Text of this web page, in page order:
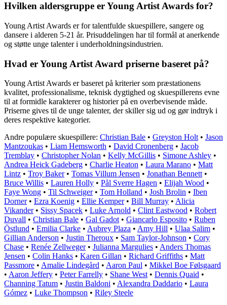
Hvilken aldersgruppe er Young Artist Awards for?
Young Artist Awards er for talentfulde skuespillere, sangere og
dansere i alderen 5-21 år. Prisuddelingen har til formål at anerkende
og støtte unge talenter i underholdningsindustrien.
Hvad er Young Artist Award priserne baseret på?
Young Artist Awards er baseret på kriterier som præstationens
kvalitet, professionalisme, teknisk dygtighed og skuespillerens evne
til at formidle karakterer og historier på en overbevisende måde.
Priserne gives til de unge talenter, der skiller sig ud og gør indtryk i
deres respektive kategorier.
Andre populære skuespillere: Christian Bale • Greyston Holt • Jason
Mantzoukas • Liam Hemsworth • David Cronenberg • Jacob
Tremblay • Christopher Nolan • Kelly McGillis • Simone Ashley •
Andrea Heick Gadeberg • Charlie Heaton • Laura Marano • Matt
Lintz • Troy Baker• Tomas Villum Jensen • Jonathan Bennett •
Bruce Willis • Lauren Holly • Pål Sverre Hagen • Elijah Wood •
Faye Wong • Til Schweiger• Tom Holland • Josh Brolin • Iben
Dorner• Ezra Koenig • Ellie Kemper• Bill Murray • Alicia
Vikander• Sissy Spacek • Luke Arnold • Clint Eastwood • Robert
Duvall • Christian Bale • Gal Gadot • Giancarlo Esposito • Ruben
Östlund • Emilia Clarke • Aubrey Plaza • Amy Hill • Ulaa Salim •
Gillian Anderson • Justin Theroux • Sam Taylor-Johnson • Cory
Chase • Renée Zellweger• Julianna Margulies • Anders Thomas
Jensen • Colin Hanks • Karen Gillan • Richard Griffiths • Matt
Passmore • Amalie Lindegård • Aaron Paul • Mikkel Boe Følsgaard
• Aaron Jeffery • Peter Farrelly • Shane West • Dennis Quaid •
Channing Tatum • Justin Baldoni • Alexandra Daddario • Laura
Gómez • Luke Thompson • Riley Steele